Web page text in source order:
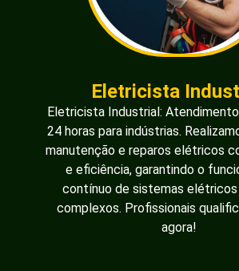
Eletricista
Eletricista Industrial:
24 horas para indústrias.
manutenção e reparos elétricos
e eficiência, garantindo o
contínuo de sistemas elétricos
complexos. Profissionais
agora!